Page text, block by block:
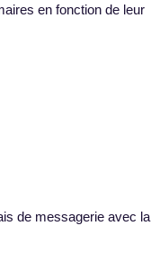
en fonction de leur
de messagerie avec la